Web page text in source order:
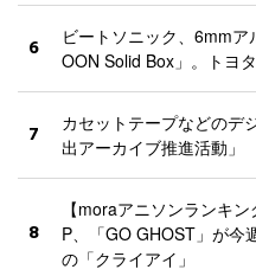
6
ビートソニック、6mm
OON Solid Box」。トヨ
7
カセットテープなどのデ
出アーカイブ推進活動」
8
【moraアニソンランキ
P、「GO GHOST」が今
の「クライアイ」